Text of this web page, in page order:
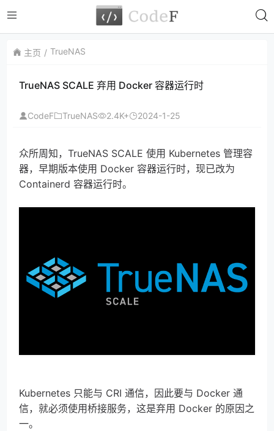
主页 TrueNAS
TrueNAS SCALE 弃用 Docker 容器运行时
CodeF TrueNAS 2.4K+ 2024-1-25
众所周知，TrueNAS SCALE 使用 Kubernetes 管理容
器，早期版本使用 Docker 容器运行时，现已改为
Containerd 容器运行时。
Kubernetes 只能与 CRI 通信，因此要与 Docker 通
信，就必须使用桥接服务，这是弃用 Docker 的原因之
一。